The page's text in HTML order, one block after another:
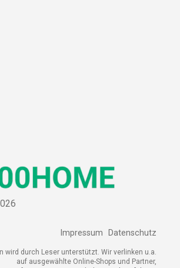
Impressum Datenschutz
wird durch Leser unterstützt. Wir verlinken u.a.
auf ausgewählte Online-Shops und Partner,